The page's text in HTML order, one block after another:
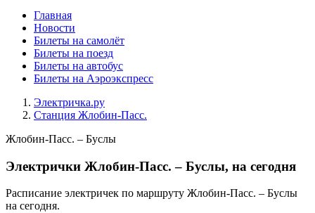
Главная
Новости
Билеты на самолёт
Билеты на поезд
Билеты на автобус
Билеты на Аэроэкспресс
Электричка.ру
Станция Жлобин-Пасс.
Жлобин-Пасс. – Буслы
Электрички Жлобин-Пасс. – Буслы, на сегодня
Расписание электричек по маршруту Жлобин-Пасс. – Буслы
на сегодня.